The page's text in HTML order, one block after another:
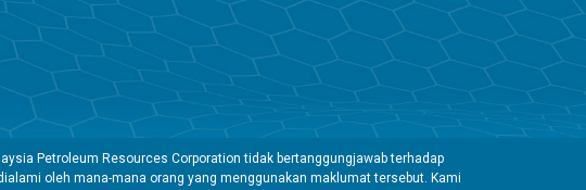
Petroleum Resources Corporation tidak bertanggungjawab terhadap
oleh mana-mana orang yang menggunakan maklumat tersebut. Kami